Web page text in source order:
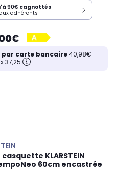
90€ cagnottés
adhérents
par carte bancaire40,98€
37,25
KLARSTEIN
60cm encastrée